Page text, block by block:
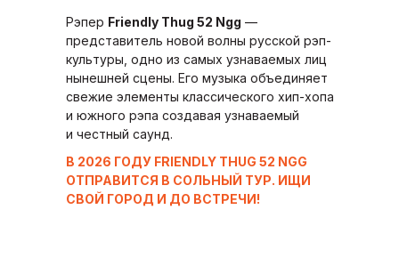
Рэпер Friendly Thug 52 Ngg —
представитель новой волны русской рэп-
культуры, одно из самых узнаваемых лиц
нынешней сцены. Его музыка объединяет
свежие элементы классического хип-хопа
и южного рэпа создавая узнаваемый
и честный саунд.
В 2026 ГОДУ FRIENDLY THUG 52 NGG
ОТПРАВИТСЯ В СОЛЬНЫЙ ТУР. ИЩИ
СВОЙ ГОРОД И ДО ВСТРЕЧИ!